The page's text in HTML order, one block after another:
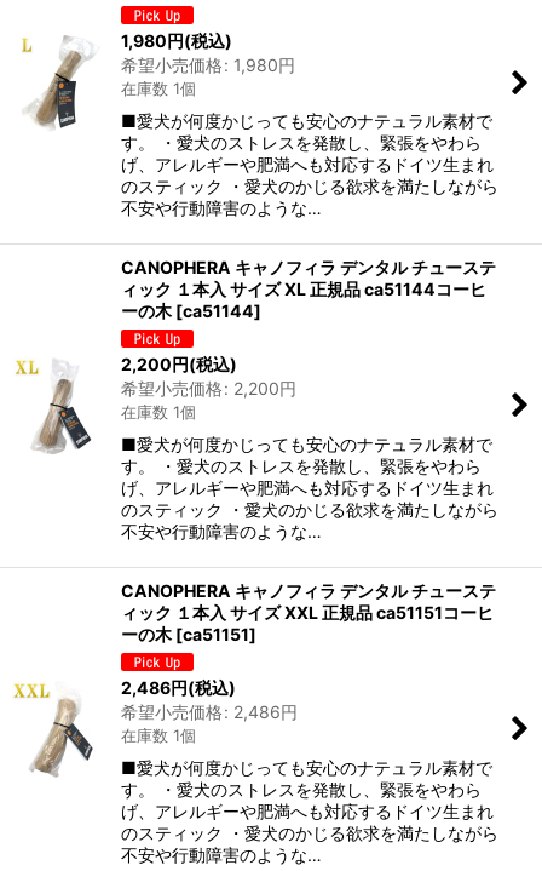
1,980 円(税込)
希望小売価格: 1,980円
在庫数 1個
■愛犬が何度かじっても安心のナテュラル素材で
す。 ・愛犬のストレスを発散し、緊張をやわら
げ、アレルギーや肥満へも対応するドイツ生まれ
のスティック ・愛犬のかじる欲求を満たしながら
不安や行動障害のような…
CANOPHERA キャノフィラ デンタル チューステ
ィック １本入 サイズ XL 正規品 ca51144コーヒ
ーの木 [ca51144]
2,200円(税込)
希望小売価格: 2,200円
在庫数 1個
■愛犬が何度かじっても安心のナテュラル素材で
す。 ・愛犬のストレスを発散し、緊張をやわら
げ、アレルギーや肥満へも対応するドイツ生まれ
のスティック ・愛犬のかじる欲求を満たしながら
不安や行動障害のような…
CANOPHERA キャノフィラ デンタル チューステ
ィック １本入 サイズ XXL 正規品 ca51151コーヒ
ーの木 [ca51151]
2,486円(税込)
希望小売価格: 2,486円
在庫数 1個
■愛犬が何度かじっても安心のナテュラル素材で
す。 ・愛犬のストレスを発散し、緊張をやわら
げ、アレルギーや肥満へも対応するドイツ生まれ
のスティック ・愛犬のかじる欲求を満たしながら
不安や行動障害のような…